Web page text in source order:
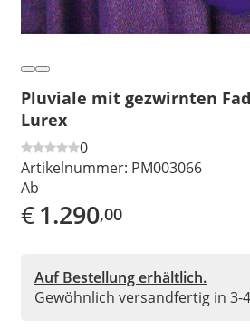
Pluviale mit gezwirnten
Lurex
0
Artikelnummer: PM003066
Ab
€1.290,00
Auf Bestellung erhältlich.
Gewöhnlich versandfertig in 3-